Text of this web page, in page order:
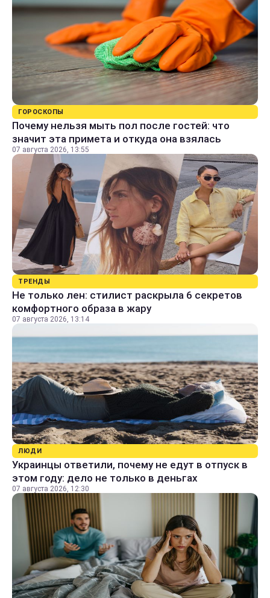
ГОРОСКОПЫ
Почему нельзя мыть пол после гостей: что
значит эта примета и откуда она взялась
07 августа 2026, 13:55
ТРЕНДЫ
Не только лен: стилист раскрыла 6 секретов
комфортного образа в жару
07 августа 2026, 13:14
ЛЮДИ
Украинцы ответили, почему не едут в отпуск в
этом году: дело не только в деньгах
07 августа 2026, 12:30